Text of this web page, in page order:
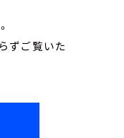
ずご覧いた